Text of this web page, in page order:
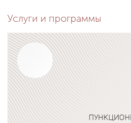
Услуги и программы